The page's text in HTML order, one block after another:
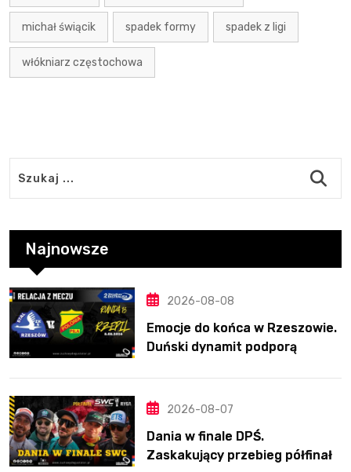
michał świącik spadek formy spadek z ligi
włókniarz częstochowa
Najnowsze
2026-08-08
Emocje do końca w Rzeszowie.
Duński dynamit podporą
2026-08-07
Dania w finale DPŚ.
Zaskakujący przebieg półfinału